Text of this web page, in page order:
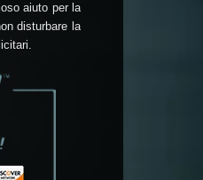
aiuto per la
disturbare la